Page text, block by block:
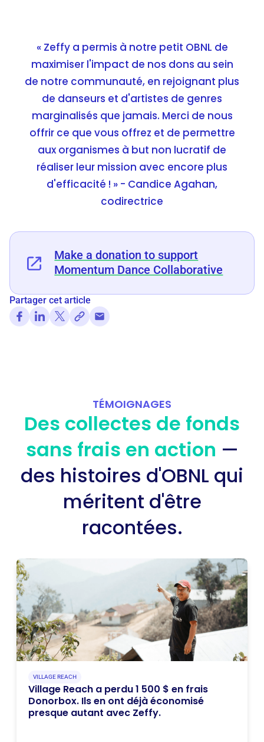
« Zeffy a permis à notre petit OBNL de
maximiser l'impact de nos dons au sein
de notre communauté, en rejoignant plus
de danseurs et d'artistes de genres
marginalisés que jamais. Merci de nous
offrir ce que vous offrez et de permettre
aux organismes à but non lucratif de
réaliser leur mission avec encore plus
d'efficacité ! » - Candice Agahan,
codirectrice
Make a donation to support
Momentum Dance Collaborative
Partager cet article
TÉMOIGNAGES
Des collectes de fonds
sans frais en action —
des histoires d'OBNL qui
méritent d'être
racontées.
VILLAGE REACH
Village Reach a perdu 1 500 $ en frais
Donorbox. Ils en ont déjà économisé
presque autant avec Zeffy.